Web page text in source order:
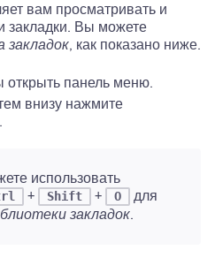
вам просматривать и
закладки. Вы можете
закладок, как показано ниже.
открыть панель меню.
внизу нажмите
.
использовать
+ Shift + O
для
закладок.